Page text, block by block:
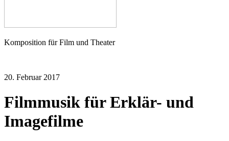
Komposition für Film und Theater
20. Februar 2017
Filmmusik für Erklär- und
Imagefilme